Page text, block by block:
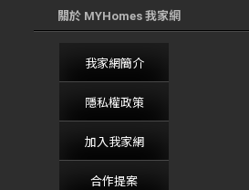
關於 MYHomes 我家網
我家網簡介
隱私權政策
加入我家網
合作提案